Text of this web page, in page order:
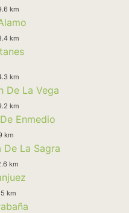
km
km
km
De La Vega
km
Enmedio
km
De La Sagra
km
km